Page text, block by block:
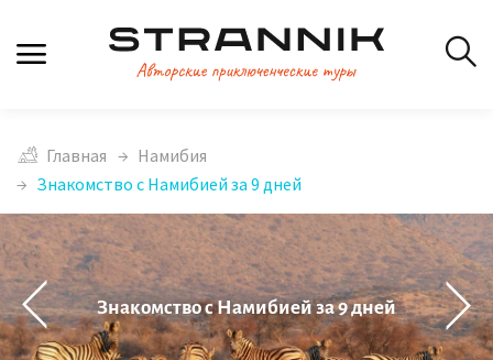
Главная
Намибия
Знакомство с Намибией за 9 дней
Знакомство с Намибией за 9 дней